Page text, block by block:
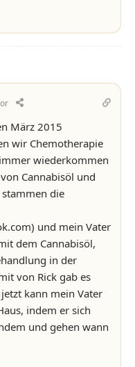
März 2015
wir Chemotherapie
wiederkommen
Cannabisöl und
die
und mein Vater
dem Cannabisöl,
in der
von Rick gab es
kann mein Vater
indem er sich
und gehen wann